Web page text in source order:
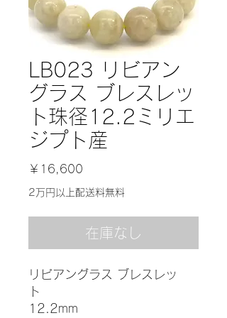
LB023 リビアン
グラス ブレスレッ
ト珠径12.2ミリエ
ジプト産
￥16,600
格
2万円以上配送料無料
在庫なし
リビアングラス ブレスレッ
ト
12.2mm